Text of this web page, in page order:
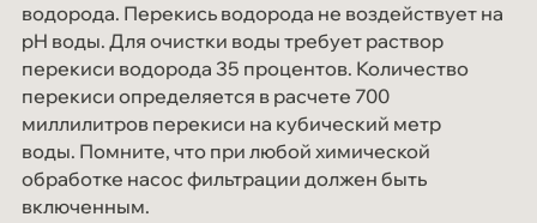
водорода. Перекись водорода не воздействует на
pH воды. Для очистки воды требует раствор
перекиси водорода 35 процентов. Количество
перекиси определяется в расчете 700
миллилитров перекиси на кубический метр
воды. Помните, что при любой химической
обработке насос фильтрации должен быть
включенным.